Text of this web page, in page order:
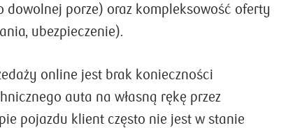
dowolnej porze) oraz kompleksowość oferty
ubezpieczenie).
online jest brak konieczności
auta na własną rękę przez
pojazdu klient często nie jest w stanie